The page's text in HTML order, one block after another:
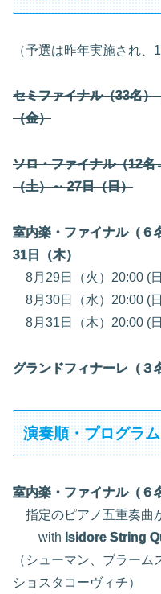
（予選は昨年実施され
セミファイナル（33名）
（金）
ソロ・ファイナル（12
（土）～ 27日（日）
室内楽・ファイナル（６
31日（木）
8月29日（火）20:00 (
8月30日（水）20:00 (
8月31日（木）20:00 (
グランドフィナーレ（３
演奏順・プログラム
室内楽・ファイナル（６
指定のピアノ五重奏曲
with Isidore String
（シューマン、ブラーム
ショスタコーヴィチ）